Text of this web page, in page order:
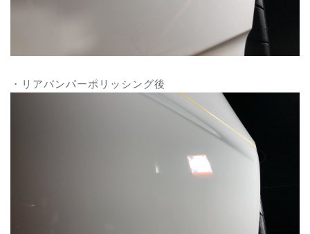
・リアバンパーポリッシング後